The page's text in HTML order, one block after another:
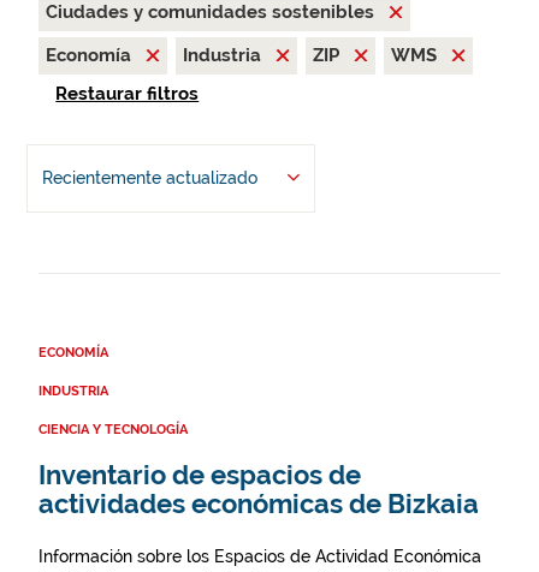
Ciudades y comunidades sostenibles
Economía
Industria ZIP
WMS
Restaurar filtros
Recientemente actualizado
ECONOMÍA
INDUSTRIA
CIENCIA Y TECNOLOGÍA
Inventario de espacios de
actividades económicas de Bizkaia
Información sobre los Espacios de Actividad Económica